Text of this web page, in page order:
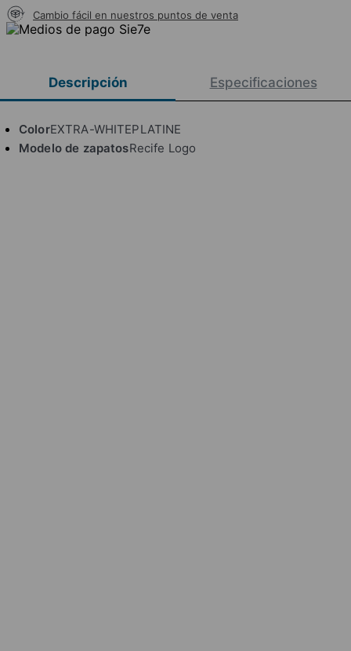
Cambio fácil en nuestros puntos de venta
Descripción Especificaciones
ColorEXTRA-WHITEPLATINE
Modelo de zapatosRecife Logo